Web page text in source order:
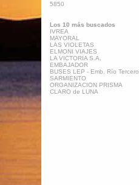
5850
Los 10 más buscados
IVREA
MAYORAL
LAS VIOLETAS
ELMONI VIAJES
LA VICTORIA S.A.
EMBAJADOR
BUSES LEP - Emb. Río Tercero
SARMIENTO
ORGANIZACION PRISMA
CLARO de LUNA